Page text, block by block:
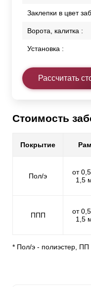
Заклепки в цвет
Ворота, калитка :
Установка :
Рассчитать
Стоимость
Покрытие
Пол/э
от
1,5
ППП
от
1,5
* Пол/э - полиэстер,